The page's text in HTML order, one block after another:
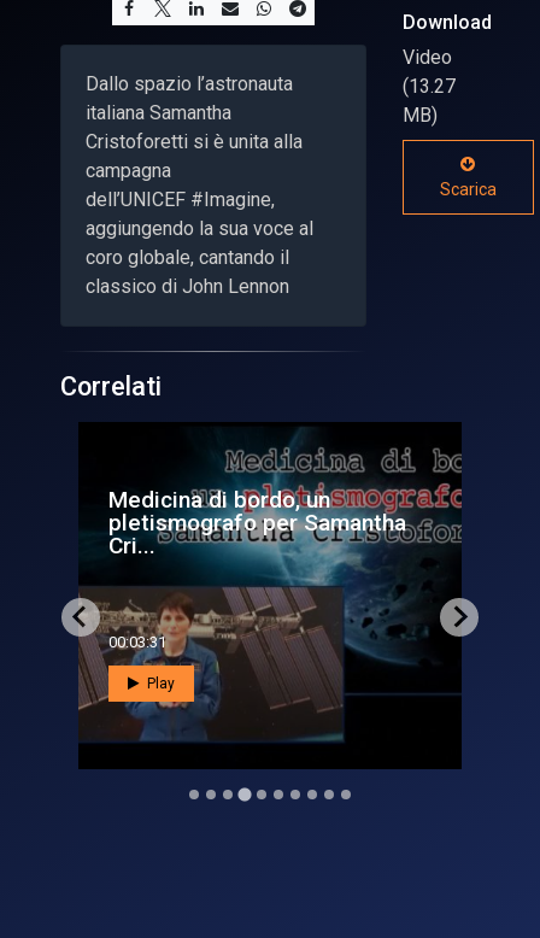
Dallo spazio l’astronauta
italiana Samantha
Cristoforetti si è unita alla
campagna
dell’UNICEF #Imagine,
aggiungendo la sua voce al
coro globale, cantando il
classico di John Lennon
Download
Video
(13.27
MB)
Scarica
Correlati
Un'Italiana nello spazio,
Samantha Cristoforetti pro...
00:03:49
Play